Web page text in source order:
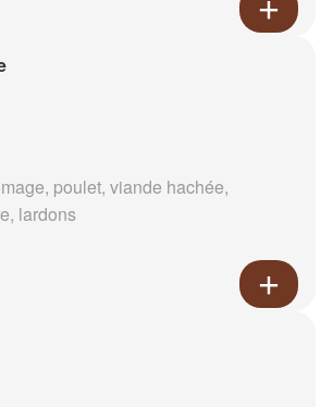
poulet, viande hachée,
lardons